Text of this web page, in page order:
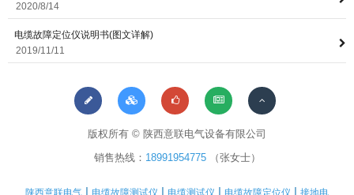
2020/8/14
电缆故障定位仪说明书(图文详解)
2019/11/11
版权所有 © 陕西意联电气设备有限公司
销售热线： 18991954775（张女士）
陕西意联电气 | 电缆故障测试仪 | 电缆测试仪 | 电缆故障定位仪 | 接地电